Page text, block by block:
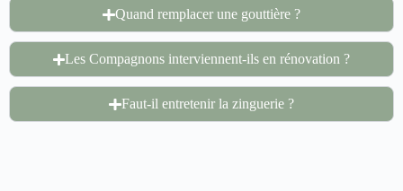
Quand remplacer une gouttière ?
Les Compagnons interviennent-ils en rénovation ?
Faut-il entretenir la zinguerie ?